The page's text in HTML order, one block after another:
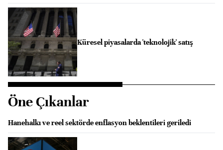
Küresel piyasalarda 'teknolojik' satış
Öne Çıkanlar
Hanehalkı ve reel sektörde enflasyon beklentileri geriledi